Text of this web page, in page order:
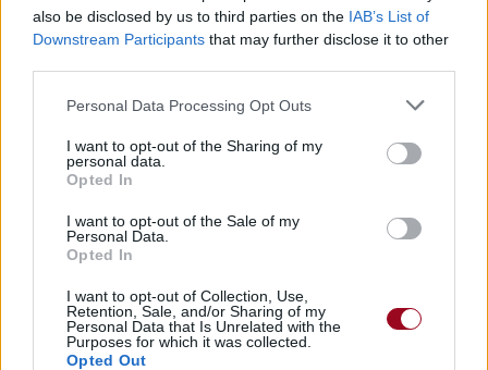
also be disclosed by us to third parties on the IAB’s List of
Downstream Participants that may further disclose it to other
Personal Data Processing Opt Outs
I want to opt-out of the Sharing of my
personal data.
Opted In
I want to opt-out of the Sale of my
Personal Data.
Opted In
I want to opt-out of Collection, Use,
Retention, Sale, and/or Sharing of my
Personal Data that Is Unrelated with the
Purposes for which it was collected.
Opted Out
Paroles + Traduction Téléchargement
Vidéos
Voir la vidéo de «Summer In Her
Eyes»
Chanson sans vidéo